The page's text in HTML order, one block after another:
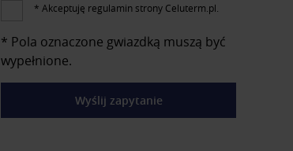
* Akceptuję regulamin strony Celuterm.pl.
* Pola oznaczone gwiazdką muszą być
wypełnione.
Wyślij zapytanie